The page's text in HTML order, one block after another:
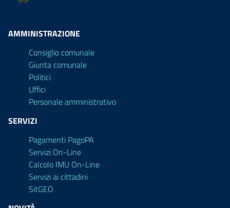
AMMINISTRAZIONE
Consiglio comunale
Giunta comunale
Politici
Uffici
Personale amministrativo
SERVIZI
Pagamenti PagoPA
Servizi On-Line
Calcolo IMU On-Line
Servizi ai cittadini
SitGEO